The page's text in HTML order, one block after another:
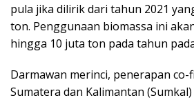
pula jika dilirik dari tahun 2021
ton. Penggunaan biomassa ini
hingga 10 juta ton pada tahun
Darmawan merinci, penerapan co-
Sumatera dan Kalimantan